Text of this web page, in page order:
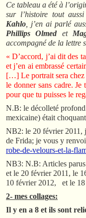
Ce tableau a été à
sur l’histoire tout
Kahlo , j’en ai parlé
Phillips Olmed et
accompagné de la lettre
« D’accord, j’ai dit des
et j’en ai embrassé
[…] Le portrait sera chez
le donner sans cadre. Je
pour que tu puisses le
N.B: le décolleté
mexicaine) était
NB2: le 20 février 2011,
de Frida; je vous y
robe-de-velours-et-la-
NB3: N.B: Articles
et le 20 février 2011, le
10 février 2012, et le
2- mes collages:
Il y en a 8 et ils sont